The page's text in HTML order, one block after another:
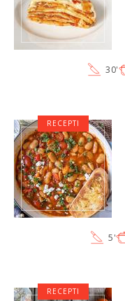
30'
5'
RECEPTI
RECEPTI